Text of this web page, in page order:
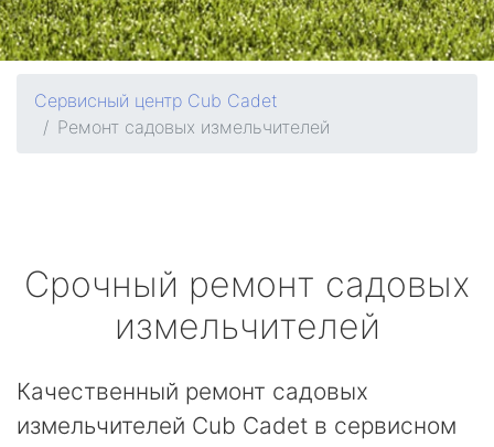
Сервисный центр Cub Cadet
Ремонт садовых измельчителей
Срочный ремонт садовых
измельчителей
Качественный ремонт садовых
измельчителей Cub Cadet в сервисном